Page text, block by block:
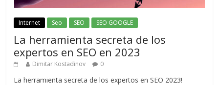
Internet Seo SEO SEO GOOGLE
La herramienta secreta de los
expertos en SEO en 2023
Dimitar Kostadinov 0
La herramienta secreta de los expertos en SEO 2023!